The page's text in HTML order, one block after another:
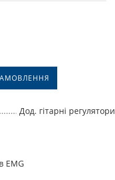
Дод. гітарні регулятори
EMG